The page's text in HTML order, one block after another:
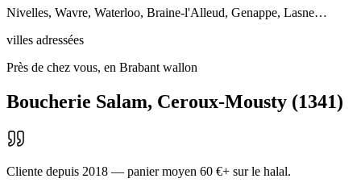
Nivelles, Wavre, Waterloo, Braine-l'Alleud, Genappe, Lasne…
villes adressées
Près de chez vous, en Brabant wallon
Boucherie Salam, Ceroux-Mousty (1341)
Cliente depuis 2018 — panier moyen 60 €+ sur le halal.